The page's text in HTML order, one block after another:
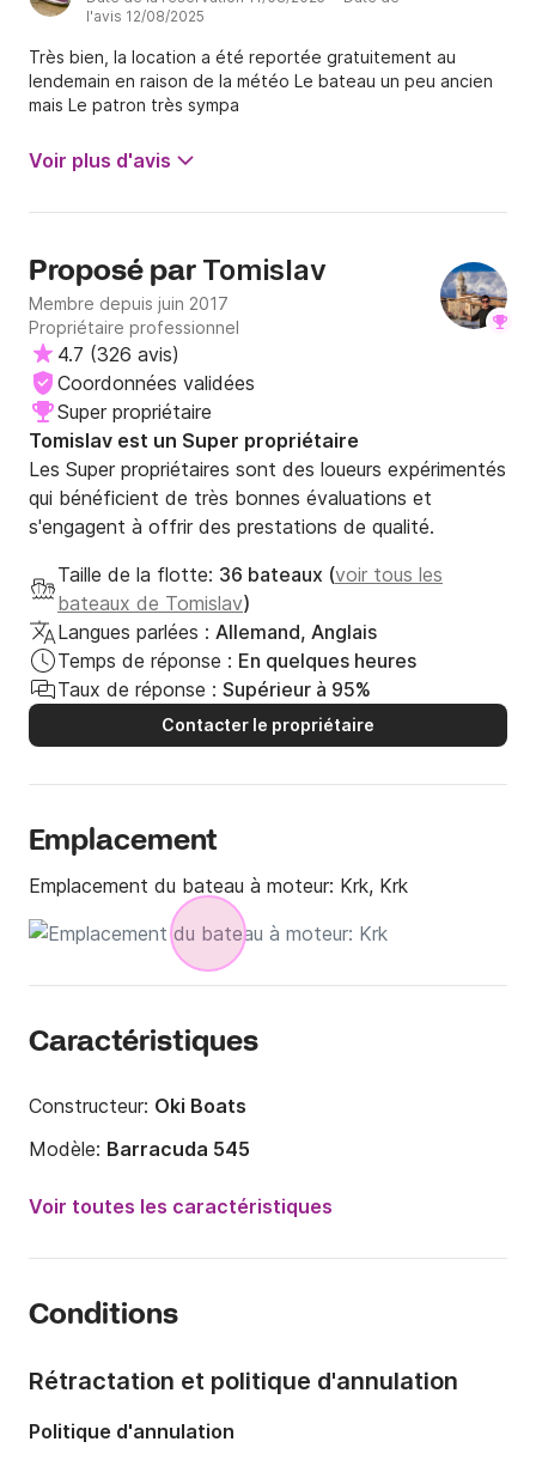
l'avis 12/08/2025
Très bien, la location a été reportée gratuitement au
lendemain en raison de la météo Le bateau un peu ancien
mais Le patron très sympa
Voir plus d'avis
Proposé par Tomislav
Membre depuis juin 2017
Propriétaire professionnel
4.7 (326 avis)
Coordonnées validées
Super propriétaire
Tomislav est un Super propriétaire
Les Super propriétaires sont des loueurs expérimentés
qui bénéficient de très bonnes évaluations et
s'engagent à offrir des prestations de qualité.
Taille de la flotte: 36 bateaux (voir tous les
bateaux de Tomislav)
Langues parlées : Allemand, Anglais
Temps de réponse : En quelques heures
Taux de réponse : Supérieur à 95%
Contacter le propriétaire
Emplacement
Emplacement du bateau à moteur: Krk, Krk
Caractéristiques
Constructeur: Oki Boats
Modèle: Barracuda 545
Puissance moteur:
100cv
Capacité à bord:
Voir toutes les caractéristiques
Conditions
Rétractation et politique d'annulation
Politique d'annulation